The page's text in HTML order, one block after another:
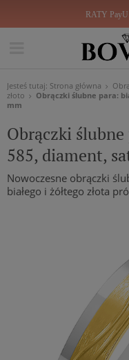
RATY
Jesteś tutaj: Strona główna
złoto
Obrączki ślubne para:
mm
Obrączki ślubne
585, diament,
Nowoczesne obrączki
białego i żółtego złota